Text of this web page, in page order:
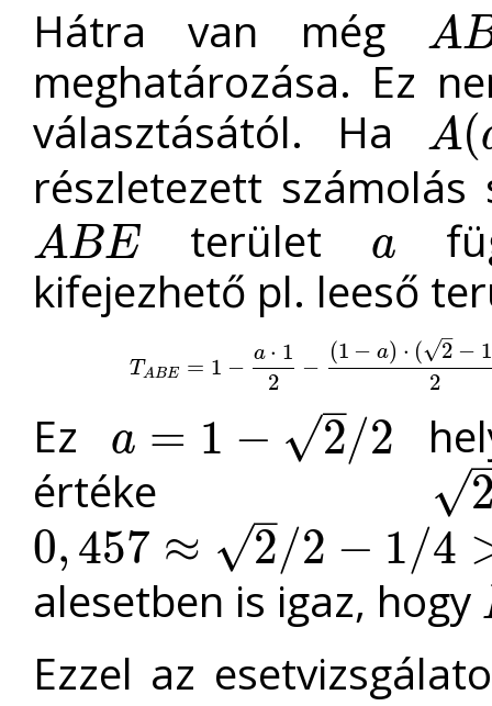
Hátra van még
A
ABE
meghatározása. Ez
választásától. Ha
A(
A(a,0
részletezett
ABE
ABE terület a
a
kifejezhető pl. leeső
T ABE = 1 − a ⋅ 1
2
−
(1 − a) ⋅ ( 2
–
√ − 1
2
TABE =1 −a⋅1 2−(1− a) (2−1+a)2−(2−2−a
Ez a = 1 − 2
–
√ /2
a= −2/2
értéke √
2/2 −1
0, 457 ≈ 2
–
√ /2 − 1/4
0,457≈2/2 − 4>2 1≈0 414
alesetben is igaz, hogy
Ezzel az